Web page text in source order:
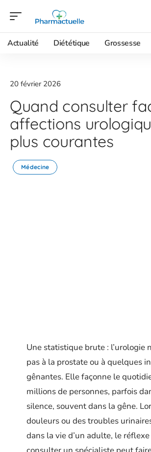
Actualité Diététique Grossesse
20 février 2026
Quand consulter
affections
plus courantes
Médecine
Une statistique brute : l’urologie
pas à la prostate ou à quelques
gênantes. Elle façonne le
millions de personnes, parfois
silence, souvent dans la gêne.
douleurs ou des troubles
dans la vie d’un adulte, le